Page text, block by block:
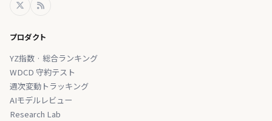
プロダクト
YZ指数 · 総合ランキング
WDCD 守約テスト
週次変動トラッキング
AIモデルレビュー
Research Lab